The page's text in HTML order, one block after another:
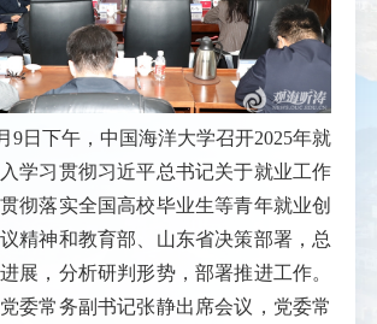
9日下午，中国海洋大学召开2025年就
学习贯彻习近平总书记关于就业工作
彻落实全国高校毕业生等青年就业创
精神和教育部、山东省决策部署，总
展，分析研判形势，部署推进工作。
委常务副书记张静出席会议，党委常